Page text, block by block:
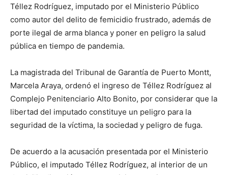
Téllez Rodríguez, imputado por el Ministerio Público
como autor del delito de femicidio frustrado, además de
porte ilegal de arma blanca y poner en peligro la salud
pública en tiempo de pandemia.
La magistrada del Tribunal de Garantía de Puerto Montt,
Marcela Araya, ordenó el ingreso de Téllez Rodríguez al
Complejo Penitenciario Alto Bonito, por considerar que la
libertad del imputado constituye un peligro para la
seguridad de la víctima, la sociedad y peligro de fuga.
De acuerdo a la acusación presentada por el Ministerio
Público, el imputado Téllez Rodríguez, al interior de un